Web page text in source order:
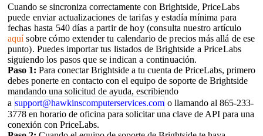
Cuando se sincroniza correctamente con Brightside, PriceLabs
puede enviar actualizaciones de tarifas y estadía mínima para
fechas hasta 540 días a partir de hoy (consulta nuestroartículo
aquísobre cómo extender tu calendario de precios más allá de ese
punto). Puedes importar tus listados de Brightside a PriceLabs
siguiendo los pasos que se indican a continuación.
Paso 1: Para conectar Brightside a tu cuenta de PriceLabs, primero
debes ponerte en contacto con el equipo de soporte de Brightside
mandando una solicitud de ayuda, escribiendo
a support@hawkinscomputerservices.com o llamando al 865-233-
3778 en horario de oficina para solicitar una clave de API para una
conexión con PriceLabs.